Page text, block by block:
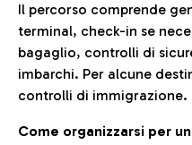
Il percorso comprende
terminal, check-in se
bagaglio, controlli di
imbarchi. Per alcune
controlli di immigrazione.
Come organizzarsi per